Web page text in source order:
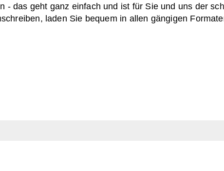
- das geht ganz einfach und ist für Sie und uns der
laden Sie bequem in allen gängigen